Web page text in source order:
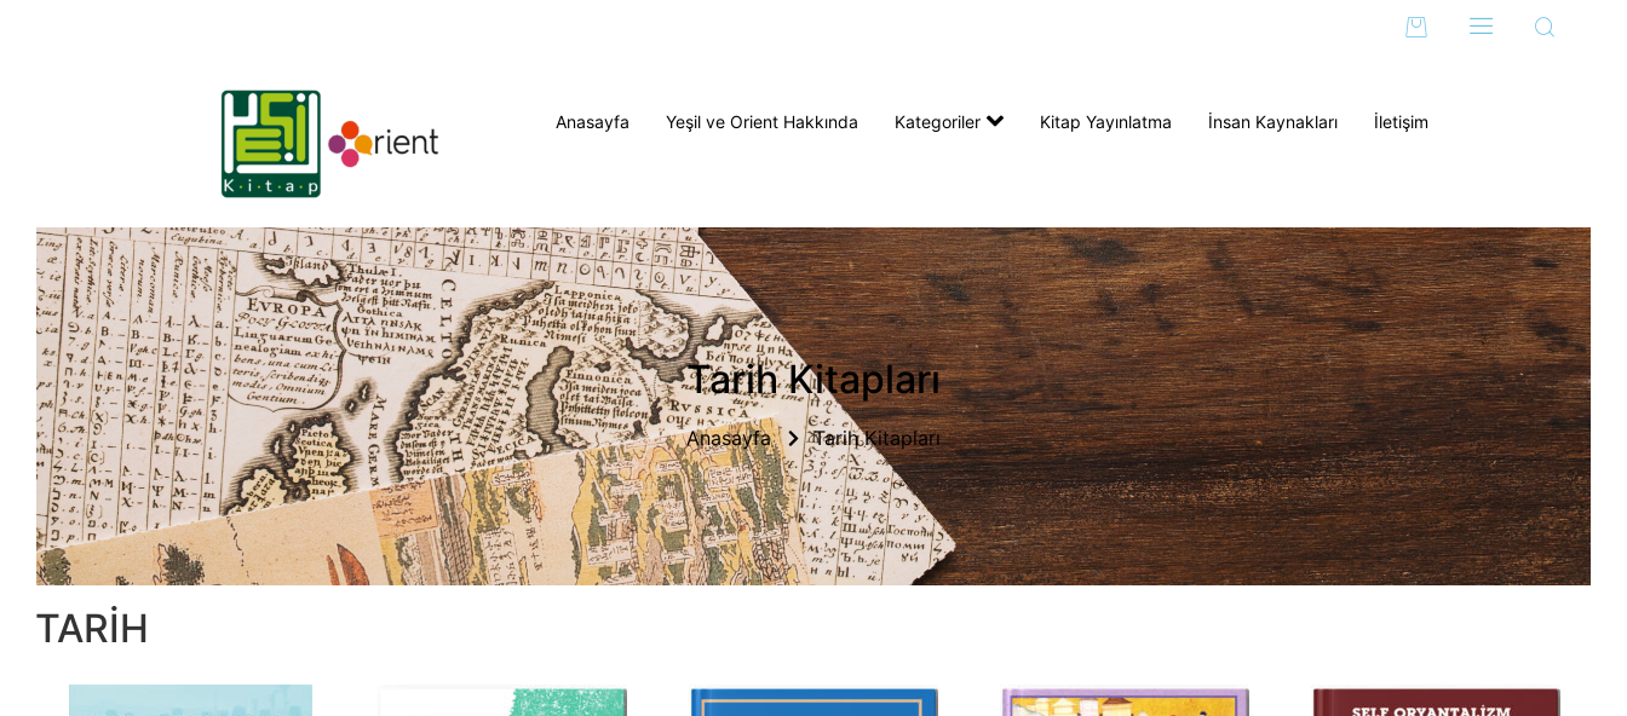
Anasayfa Yeşil ve Orient Hakkında Kategoriler Kitap Yayınlatma İnsan Kaynakları İletişim
Tarih Kitapları
Anasayfa Tarih Kitapları
TARİH